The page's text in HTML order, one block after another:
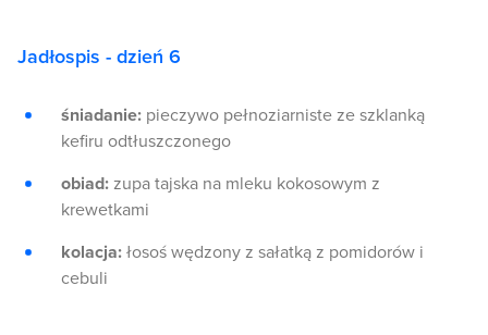
Jadłospis - dzień 6
śniadanie: pieczywo pełnoziarniste ze szklanką
kefiru odtłuszczonego
obiad: zupa tajska na mleku kokosowym z
krewetkami
kolacja: łosoś wędzony z sałatką z pomidorów i
cebuli